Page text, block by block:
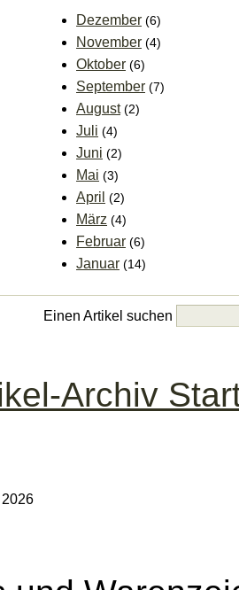
Dezember (6)
November (4)
Oktober (6)
September (7)
August (2)
Juli (4)
Juni (2)
Mai (3)
April (2)
März (4)
Februar (6)
Januar (14)
Einen Artikel suchen
Archiv